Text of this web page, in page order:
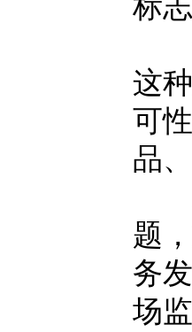
他
这
可
品
对
题
务
场